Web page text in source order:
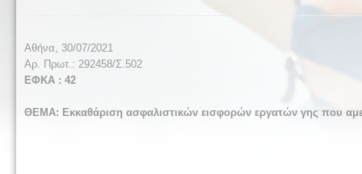
Αθήνα, 30/07/2021
Αρ. Πρωτ.: 292458/Σ.502
ΕΦΚΑ : 42
ΘΕΜΑ: Εκκαθάριση ασφαλιστικών εισφορών εργατών γης που